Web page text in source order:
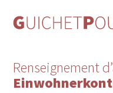
Renseignement